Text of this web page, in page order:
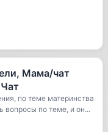
Мама/чат
по теме материнства
вопросы по теме, и он...